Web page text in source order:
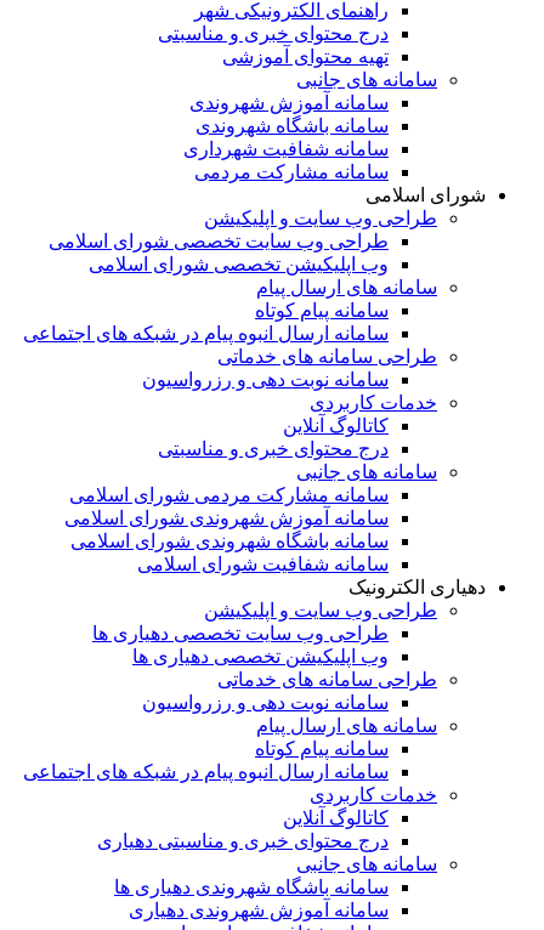
راهنمای الکترونیکی شهر
درج محتوای خبری و مناسبتی
تهیه محتوای آموزشی
سامانه های جانبی
سامانه آموزش شهروندی
سامانه باشگاه شهروندی
سامانه شفافیت شهرداری
سامانه مشارکت مردمی
شورای اسلامی
طراحی وب سایت و اپلیکیشن
طراحی وب سایت تخصصی شورای اسلامی
وب اپلیکیشن تخصصی شورای اسلامی
سامانه های ارسال پیام
سامانه پیام کوتاه
سامانه ارسال انبوه پیام در شبکه های اجتماعی
طراحی سامانه های خدماتی
سامانه نوبت دهی و رزرواسیون
خدمات کاربردی
کاتالوگ آنلاین
درج محتوای خبری و مناسبتی
سامانه های جانبی
سامانه مشارکت مردمی شورای اسلامی
سامانه آموزش شهروندی شورای اسلامی
سامانه باشگاه شهروندی شورای اسلامی
سامانه شفافیت شورای اسلامی
دهیاری الکترونیک
طراحی وب سایت و اپلیکیشن
طراحی وب سایت تخصصی دهیاری ها
وب اپلیکیشن تخصصی دهیاری ها
طراحی سامانه های خدماتی
سامانه نوبت دهی و رزرواسیون
سامانه های ارسال پیام
سامانه پیام کوتاه
سامانه ارسال انبوه پیام در شبکه های اجتماعی
خدمات کاربردی
کاتالوگ آنلاین
درج محتوای خبری و مناسبتی دهیاری
سامانه های جانبی
سامانه باشگاه شهروندی دهیاری ها
سامانه آموزش شهروندی دهیاری